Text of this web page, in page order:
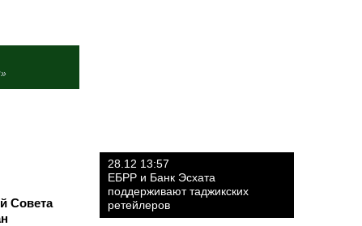
Совета
28.12 13:57
ЕБРР и Банк Эсхата
поддерживают таджикских
ретейлеров